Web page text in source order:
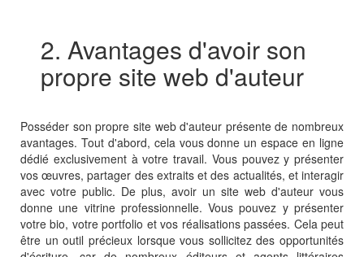
2. Avantages d'avoir son
propre site web d'auteur
Posséder son propre site web d'auteur présente de nombreux
avantages. Tout d'abord, cela vous donne un espace en ligne
dédié exclusivement à votre travail. Vous pouvez y présenter
vos œuvres, partager des extraits et des actualités, et interagir
avec votre public. De plus, avoir un site web d'auteur vous
donne une vitrine professionnelle. Vous pouvez y présenter
votre bio, votre portfolio et vos réalisations passées. Cela peut
être un outil précieux lorsque vous sollicitez des opportunités